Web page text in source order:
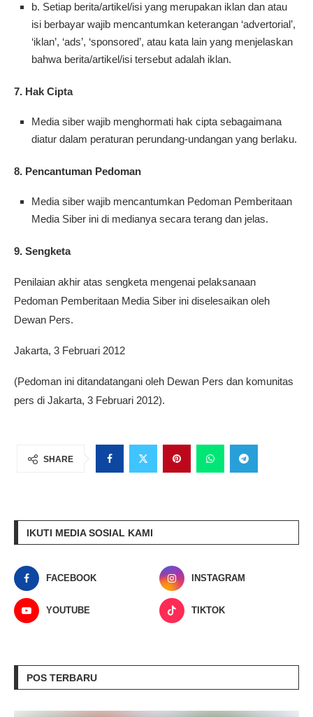
b. Setiap berita/artikel/isi yang merupakan iklan dan atau
isi berbayar wajib mencantumkan keterangan ‘advertorial’,
‘iklan’, ‘ads’, ‘sponsored’, atau kata lain yang menjelaskan
bahwa berita/artikel/isi tersebut adalah iklan.
7. Hak Cipta
Media siber wajib menghormati hak cipta sebagaimana
diatur dalam peraturan perundang-undangan yang berlaku.
8. Pencantuman Pedoman
Media siber wajib mencantumkan Pedoman Pemberitaan
Media Siber ini di medianya secara terang dan jelas.
9. Sengketa
Penilaian akhir atas sengketa mengenai pelaksanaan
Pedoman Pemberitaan Media Siber ini diselesaikan oleh
Dewan Pers.
Jakarta, 3 Februari 2012
(Pedoman ini ditandatangani oleh Dewan Pers dan komunitas
pers di Jakarta, 3 Februari 2012).
SHARE
IKUTI MEDIA SOSIAL KAMI
FACEBOOK INSTAGRAM
YOUTUBE TIKTOK
POS TERBARU